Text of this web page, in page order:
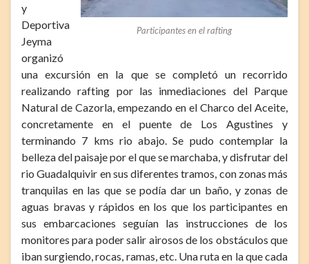
Participantes en el rafting
y
Deportiva
Jeyma
organizó
una excursión en la que se completó un recorrido
realizando rafting por las inmediaciones del Parque
Natural de Cazorla, empezando en el Charco del Aceite,
concretamente en el puente de Los Agustines y
terminando 7 kms rio abajo. Se pudo contemplar la
belleza del paisaje por el que se marchaba, y disfrutar del
rio Guadalquivir en sus diferentes tramos, con zonas más
tranquilas en las que se podía dar un baño, y zonas de
aguas bravas y rápidos en los que los participantes en
sus embarcaciones seguían las instrucciones de los
monitores para poder salir airosos de los obstáculos que
iban surgiendo, rocas, ramas, etc. Una ruta en la que cada